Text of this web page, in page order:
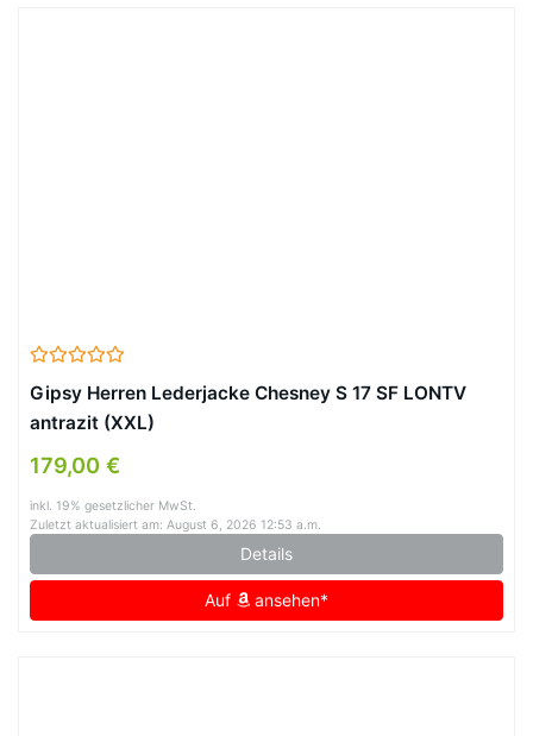
Gipsy Herren Lederjacke Chesney S 17 SF LONTV
antrazit (XXL)
179,00 €
inkl. 19% gesetzlicher MwSt.
Zuletzt aktualisiert am: August 6, 2026 12:53 a.m.
Details
Auf ansehen*